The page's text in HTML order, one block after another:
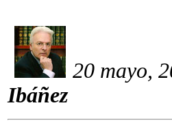
20 mayo,
Ibáñez